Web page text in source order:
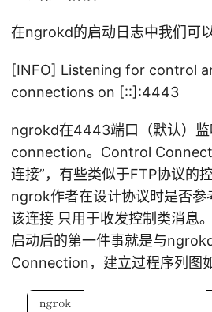
在ngrokd的启动日志中我们可
[INFO] Listening for control
connections on [::]:4443
ngrokd在4443端口（默认）
connection。Control
连接”，有些类似于FTP协议的
ngrok作者在设计协议时是否参
该连接 只用于收发控制类消息
启动后的第一件事就是与
Connection，建立过程序列图